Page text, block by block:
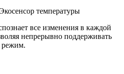
температуры
все изменения в каждой
непрерывно поддерживать
режим.